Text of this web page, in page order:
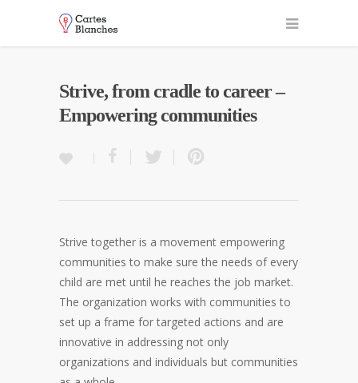
Strive, from cradle to career –
Empowering communities
Strive together is a movement empowering
communities to make sure the needs of every
child are met until he reaches the job market.
The organization works with communities to
set up a frame for targeted actions and are
innovative in addressing not only
organizations and individuals but communities